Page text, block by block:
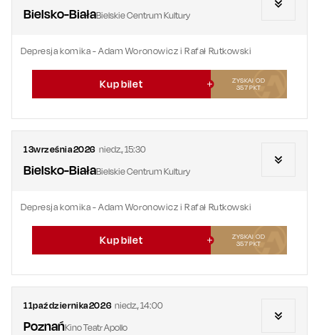
Bielsko-BiałaBielskie Centrum Kultury
Depresja komika - Adam Woronowicz i Rafał Rutkowski
Kup bilet
ZYSKAJ OD
357PKT
13września2026 niedz.,15:30
Bielsko-BiałaBielskie Centrum Kultury
Depresja komika - Adam Woronowicz i Rafał Rutkowski
Kup bilet
ZYSKAJ OD
357PKT
11października2026 niedz.,14:00
PoznańKino Teatr Apollo